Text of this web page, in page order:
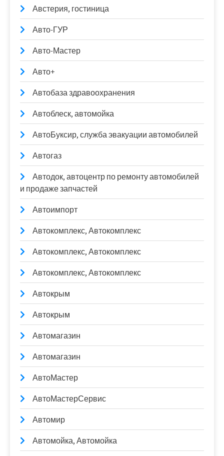
Австерия, гостиница
Авто-ГУР
Авто-Мастер
Авто+
Автобаза здравоохранения
Автоблеск, автомойка
АвтоБуксир, служба эвакуации автомобилей
Автогаз
Автодок, автоцентр по ремонту автомобилей
и продаже запчастей
Автоимпорт
Автокомплекс, Автокомплекс
Автокомплекс, Автокомплекс
Автокомплекс, Автокомплекс
Автокрым
Автокрым
Автомагазин
Автомагазин
АвтоМастер
АвтоМастерСервис
Автомир
Автомойка, Автомойка